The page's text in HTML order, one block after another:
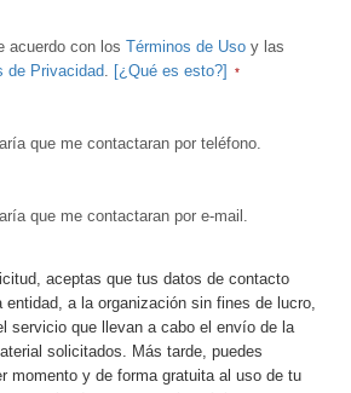
acuerdo con los Términos de Uso y las
de Privacidad. [¿Qué es esto?]
que me contactaran por teléfono.
que me contactaran por e-mail.
aceptas que tus datos de contacto
entidad, a la organización sin fines de lucro,
servicio que llevan a cabo el envío de la
solicitados. Más tarde, puedes
momento y de forma gratuita al uso de tu